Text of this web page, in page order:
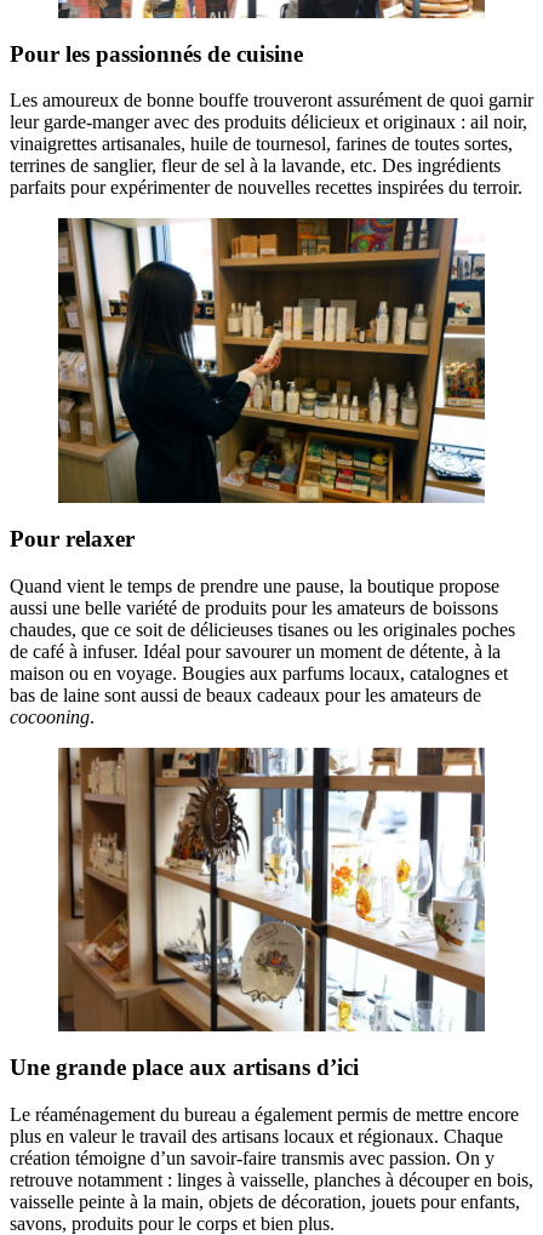
Pour les passionnés de cuisine
Les amoureux de bonne bouffe trouveront assurément de quoi garnir
leur garde-manger avec des produits délicieux et originaux : ail noir,
vinaigrettes artisanales, huile de tournesol, farines de toutes sortes,
terrines de sanglier, fleur de sel à la lavande, etc. Des ingrédients
parfaits pour expérimenter de nouvelles recettes inspirées du terroir.
Pour relaxer
Quand vient le temps de prendre une pause, la boutique propose
aussi une belle variété de produits pour les amateurs de boissons
chaudes, que ce soit de délicieuses tisanes ou les originales poches
de café à infuser. Idéal pour savourer un moment de détente, à la
maison ou en voyage. Bougies aux parfums locaux, catalognes et
bas de laine sont aussi de beaux cadeaux pour les amateurs de
cocooning.
Une grande place aux artisans d’ici
Le réaménagement du bureau a également permis de mettre encore
plus en valeur le travail des artisans locaux et régionaux. Chaque
création témoigne d’un savoir-faire transmis avec passion. On y
retrouve notamment : linges à vaisselle, planches à découper en bois,
vaisselle peinte à la main, objets de décoration, jouets pour enfants,
savons, produits pour le corps et bien plus.